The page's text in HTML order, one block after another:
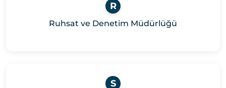
R
Ruhsat ve Denetim Müdürlüğü
S